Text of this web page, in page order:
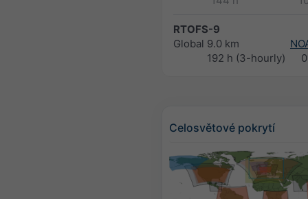
RTOFS-9
Global 9.0 km
192 h (3-hourly)
Celosvětové pokrytí